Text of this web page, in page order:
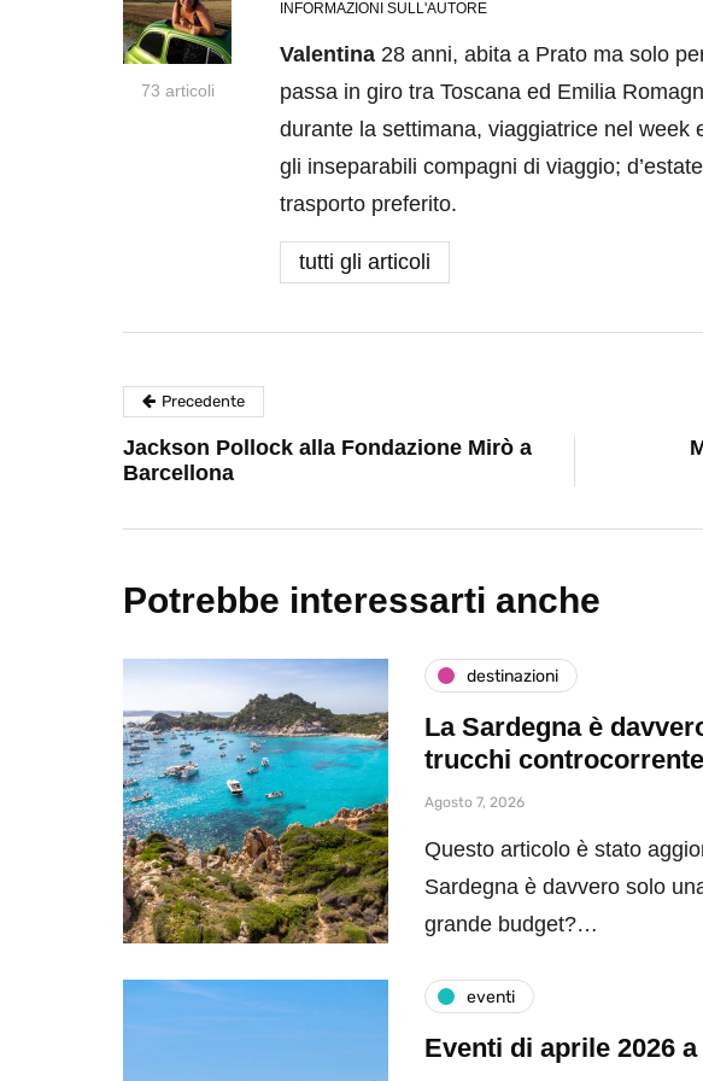
73 articoli
INFORMAZIONI SULL'AUTORE
Valentina 28 anni, abita a Prato ma solo
passa in giro tra Toscana ed Emilia
durante la settimana, viaggiatrice nel week
gli inseparabili compagni di viaggio;
trasporto preferito.
tutti gli articoli
Precedente
Jackson Pollock alla Fondazione Mirò a
Barcellona
Potrebbe interessarti anche
destinazioni
La Sardegna è
trucchi
Agosto 7, 2026
Questo articolo è stato
Sardegna è davvero solo
grande budget?…
eventi
Eventi di aprile 2026